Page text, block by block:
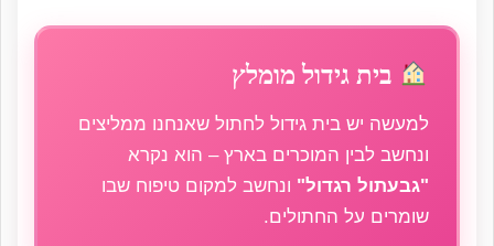
בית גידול מומלץ
למעשה יש בית גידול לחתול שאנחנו ממליצים
ונחשב לבין המוכרים בארץ – הוא נקרא
"גבעתול רגדול" ונחשב למקום טיפוח שבו
שומרים על החתולים.